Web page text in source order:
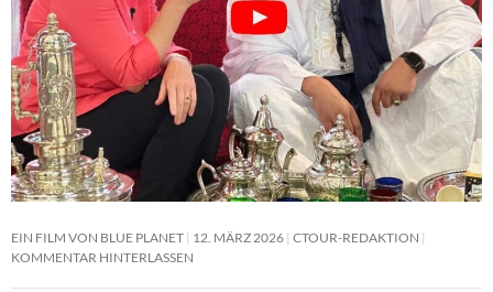
EIN FILM VON BLUE PLANET 12. MÄRZ 2026 CTOUR-REDAKTION
KOMMENTAR HINTERLASSEN